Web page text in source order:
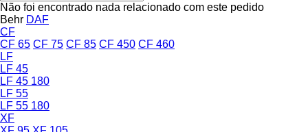
Não foi encontrado nada relacionado com este pedido
Behr DAF
CF
CF 65 CF 75 CF 85 CF 450 CF 460
LF
LF 45
LF 45 180
LF 55
LF 55 180
XF